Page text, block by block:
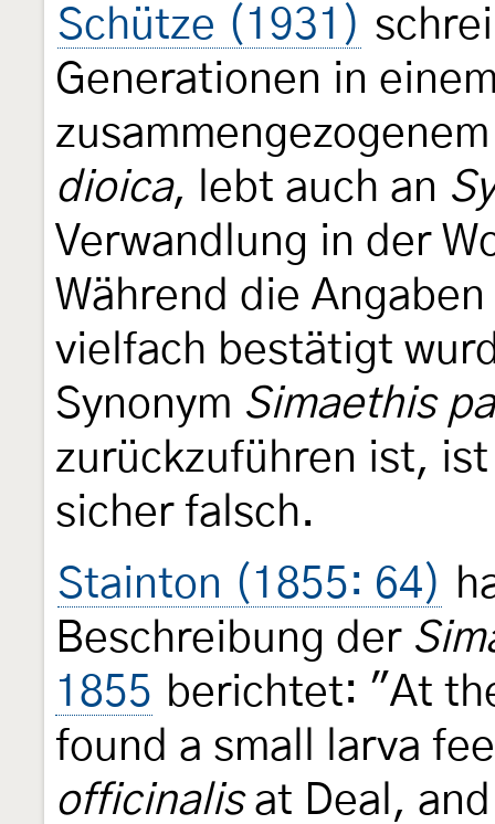
Schütze (1931)
Generationen in
dioica, lebt auch an
Verwandlung in der
Während die
vielfach bestätigt
Synonym Simaethis
zurückzuführen ist,
sicher falsch.
Stainton (1855: 64)
Beschreibung der
1855 berichtet: "At
found a small larva
officinalisat Deal,